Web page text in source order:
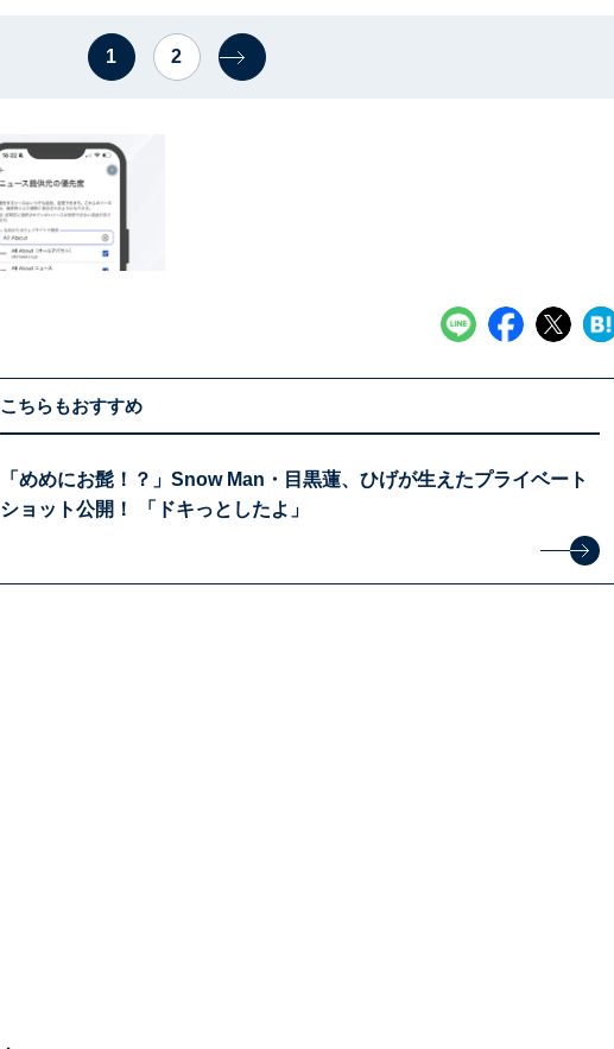
1 2
こちらもおすすめ
「めめにお髭！？」Snow Man・目黒蓮、ひげが生えたプライベート
ショット公開！ 「ドキっとしたよ」